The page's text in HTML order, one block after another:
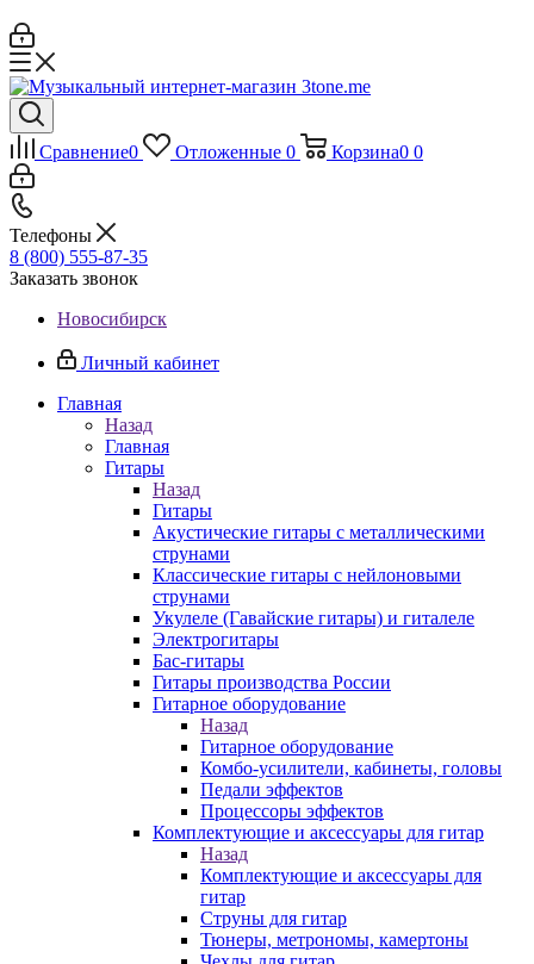
Сравнение0 Отложенные 0 Корзина0 0
Телефоны
8 (800) 555-87-35
Заказать звонок
Новосибирск
Личный кабинет
Главная
Назад
Главная
Гитары
Назад
Гитары
Акустические гитары с металлическими
струнами
Классические гитары с нейлоновыми
струнами
Укулеле (Гавайские гитары) и гиталеле
Электрогитары
Бас-гитары
Гитары производства России
Гитарное оборудование
Назад
Гитарное оборудование
Комбо-усилители, кабинеты, головы
Педали эффектов
Процессоры эффектов
Комплектующие и аксессуары для гитар
Назад
Комплектующие и аксессуары для
гитар
Струны для гитар
Тюнеры, метрономы, камертоны